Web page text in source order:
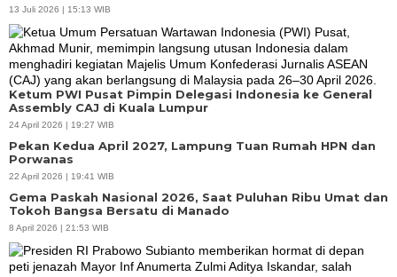
13 Juli 2026 | 15:13 WIB
Ketum PWI Pusat Pimpin Delegasi Indonesia ke General
Assembly CAJ di Kuala Lumpur
24 April 2026 | 19:27 WIB
Pekan Kedua April 2027, Lampung Tuan Rumah HPN dan
Porwanas
22 April 2026 | 19:41 WIB
Gema Paskah Nasional 2026, Saat Puluhan Ribu Umat dan
Tokoh Bangsa Bersatu di Manado
8 April 2026 | 21:53 WIB